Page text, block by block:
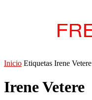
Inicio Etiquetas Irene Vetere
Irene Vetere